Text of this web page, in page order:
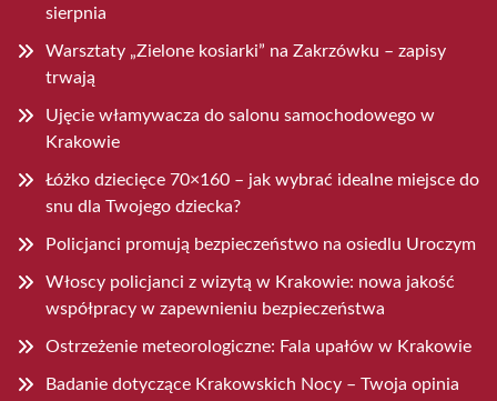
sierpnia
Warsztaty „Zielone kosiarki” na Zakrzówku – zapisy
trwają
Ujęcie włamywacza do salonu samochodowego w
Krakowie
Łóżko dziecięce 70×160 – jak wybrać idealne miejsce do
snu dla Twojego dziecka?
Policjanci promują bezpieczeństwo na osiedlu Uroczym
Włoscy policjanci z wizytą w Krakowie: nowa jakość
współpracy w zapewnieniu bezpieczeństwa
Ostrzeżenie meteorologiczne: Fala upałów w Krakowie
Badanie dotyczące Krakowskich Nocy – Twoja opinia